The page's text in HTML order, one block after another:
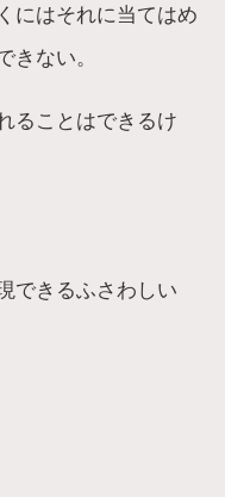
にはそれに当てはめ
きない。
ることはできるけ
できるふさわしい